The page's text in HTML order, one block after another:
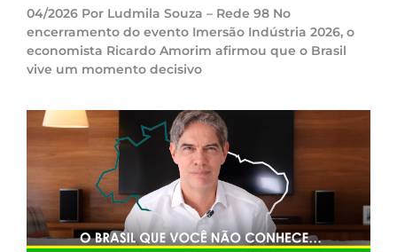
04/2026 Por Ludmila Souza – Rede 98 No
encerramento do evento Imersão Indústria 2026, o
economista Ricardo Amorim afirmou que o Brasil
vive um momento decisivo